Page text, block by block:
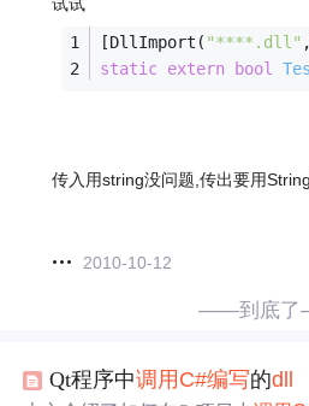
试试
[DllImport( "****.dll"
static extern bool
传入用string没问题,传出要用
2010-10-12
——到底
Qt程序中调用 C#编写的dll